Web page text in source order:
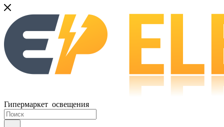
Гипермаркет освещения